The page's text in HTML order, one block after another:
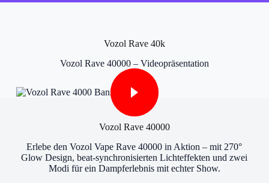
Vozol Rave 40k
Vozol Rave 40000 – Videopräsentation
Vozol Rave 40000
Erlebe den Vozol Vape Rave 40000 in Aktion – mit 270°
Glow Design, beat-synchronisierten Lichteffekten und zwei
Modi für ein Dampferlebnis mit echter Show.